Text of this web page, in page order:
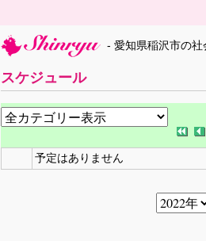
- 愛知県稲沢市の
スケジュール
予定はありません